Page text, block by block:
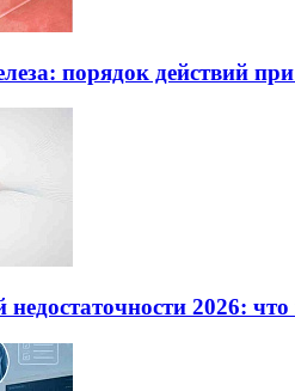
порядок действий
недостаточности 2026: